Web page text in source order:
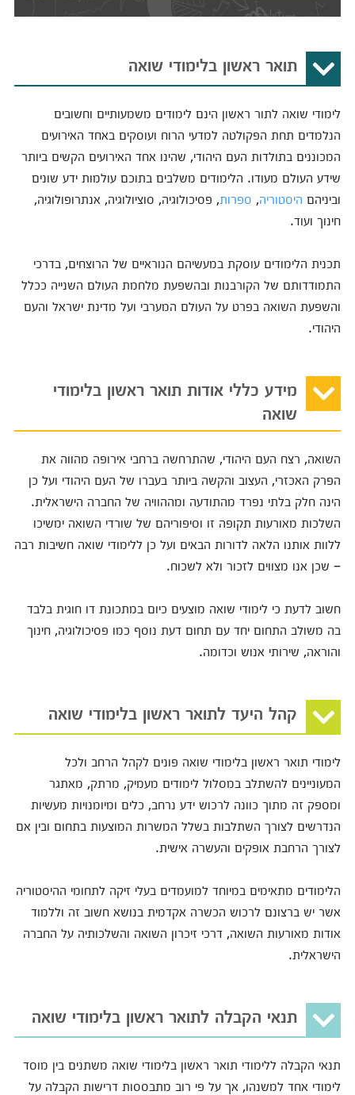
תואר ראשון בלימודי שואה
לימודי שואה לתור ראשון הינם לימודים משמעותיים וחשובים
הנלמדים תחת הפקולטה למדעי הרוח ועוסקים באחד האירועים
המכוננים בתולדות העם היהודי, שהינו אחד האירועים הקשים ביותר
שידע העולם מעודו. הלימודים משלבים בתוכם עולמות ידע שונים
וביניהם היסטוריה, ספרות, פסיכולוגיה, סוציולוגיה, אנתרופולוגיה,
חינוך ועוד.
תכנית הלימודים עוסקת במעשיהם הנוראיים של הרוצחים, בדרכי
התמודדותם של הקורבנות ובהשפעת מלחמת העולם השנייה ככלל
והשפעת השואה בפרט על העולם המערבי ועל מדינת ישראל והעם
היהודי.
מידע כללי אודות תואר ראשון בלימודי
שואה
השואה, רצח העם היהודי, שהתרחשה ברחבי אירופה מהווה את
הפרק האכזרי, העצוב והקשה ביותר בעברו של העם היהודי ועל כן
הינה חלק בלתי נפרד מהתודעה ומההוויה של החברה הישראלית.
השלכות מאורעות תקופה זו וסיפוריהם של שורדי השואה ימשיכו
ללוות אותנו הלאה לדורות הבאים ועל כן ללימודי שואה חשיבות רבה
– שכן אנו מצווים לזכור ולא לשכוח.
חשוב לדעת כי לימודי שואה מוצעים כיום במתכונת דו חוגית בלבד
בה משולב התחום יחד עם תחום דעת נוסף כמו פסיכולוגיה, חינוך
והוראה, שירותי אנוש וכדומה.
קהל היעד לתואר ראשון בלימודי שואה
לימודי תואר ראשון בלימודי שואה פונים לקהל הרחב ולכל
המעוניינים להשתלב במסלול לימודים מעמיק, מרתק, מאתגר
ומספק זה מתוך כוונה לרכוש ידע נרחב, כלים ומיומנויות מעשיות
הנדרשים לצורך השתלבות בשלל המשרות המוצעות בתחום ובין אם
לצורך הרחבת אופקים והעשרה אישית.
הלימודים מתאימים במיוחד למועמדים בעלי זיקה לתחומי ההיסטוריה
אשר יש ברצונם לרכוש הכשרה אקדמית בנושא חשוב זה וללמוד
אודות מאורעות השואה, דרכי זיכרון השואה והשלכותיה על החברה
הישראלית.
תנאי הקבלה לתואר ראשון בלימודי שואה
תנאי הקבלה ללימודי תואר ראשון בלימודי שואה משתנים בין מוסד
לימודי אחד למשנהו, אך על פי רוב מתבססות דרישות הקבלה על